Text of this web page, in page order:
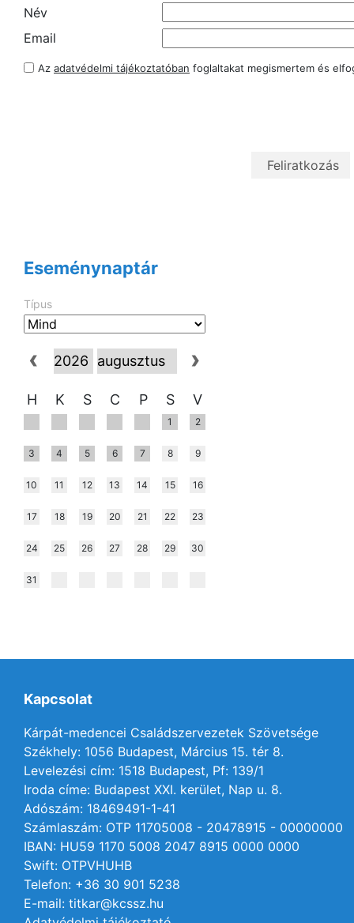
Név
Email
Az adatvédelmi tájékoztatóban foglaltakat megismertem és
Eseménynaptár
Típus
H K S C P S V
1 2
3 4 5 6 7 8 9
10 11 12 13 14 15 16
17 18 19 20 21 22 23
24 25 26 27 28 29 30
31
Kapcsolat
Kárpát-medencei Családszervezetek Szövetsége
Székhely: 1056 Budapest, Március 15. tér 8.
Levelezési cím: 1518 Budapest, Pf: 139/1
Iroda címe: Budapest XXI. kerület, Nap u. 8.
Adószám: 18469491-1-41
Számlaszám: OTP 11705008 - 20478915 - 00000000
IBAN: HU59 1170 5008 2047 8915 0000 0000
Swift: OTPVHUHB
Telefon: +36 30 901 5238
E-mail: titkar@kcssz.hu